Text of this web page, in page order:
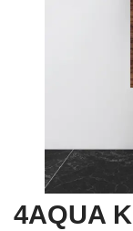
4AQUA